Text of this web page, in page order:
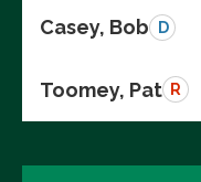
Casey, Bob D
Toomey, Pat R